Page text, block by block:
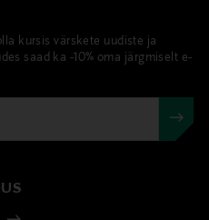
kursis värskete uudiste ja
saad ka -10% oma järgmiselt e-